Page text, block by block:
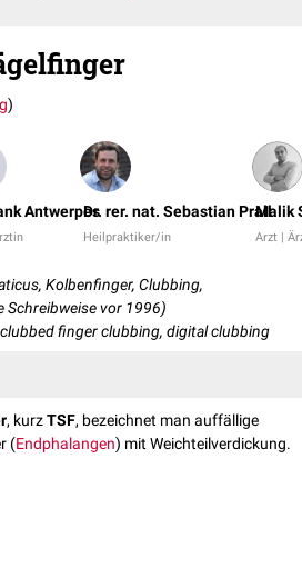
)
AntwerpesDr. rer. nat. Sebastian Prall
Heilpraktiker/in
Malik
Arzt |
Kolbenfinger, Clubbing,
Schreibweise vor 1996)
finger clubbing, digital clubbing
, kurzTSF, bezeichnet man auffällige
(Endphalangen) mit Weichteilverdickung.